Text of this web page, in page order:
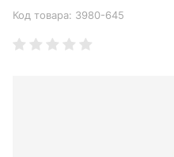
Код товара: 3980-645